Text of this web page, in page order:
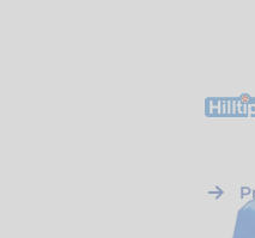
H43975